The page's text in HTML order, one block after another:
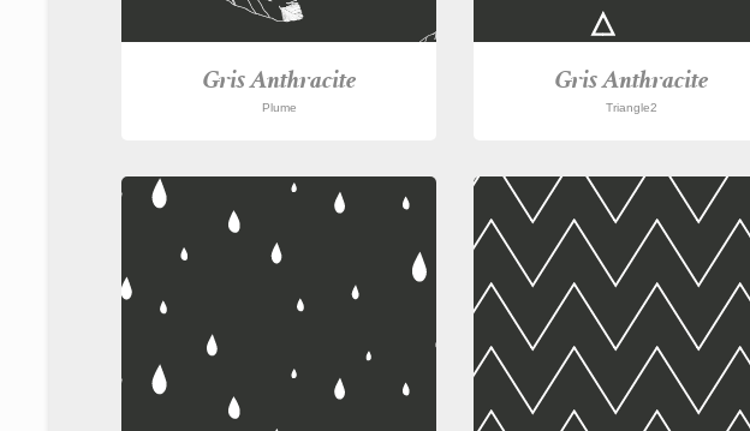
Gris Anthracite
Plume
Gris Anthracite
Triangle2